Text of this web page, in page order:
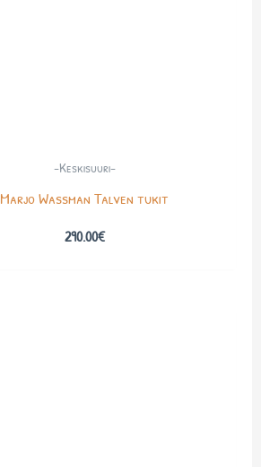
-Keskisuuri-
Marjo Wassman Talven tukit
290.00€